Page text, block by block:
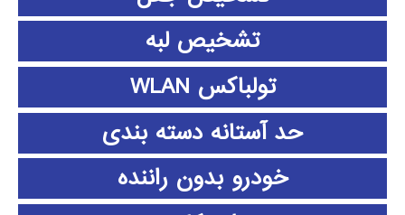
تشخیص لبه
تولباکس WLAN
حد آستانه دسته بندی
خودرو بدون راننده